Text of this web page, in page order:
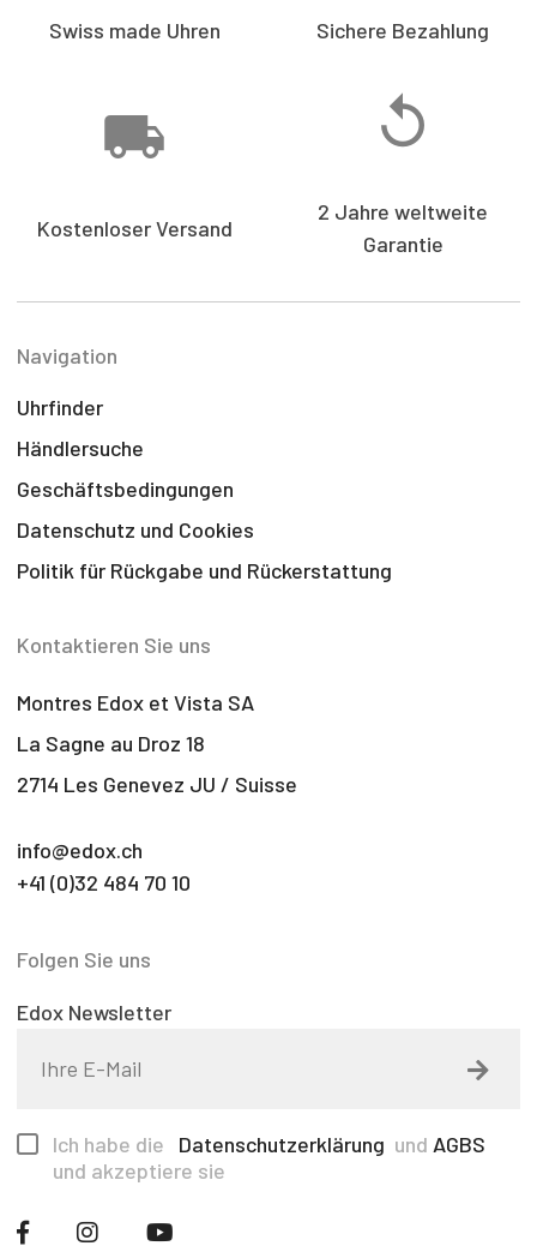
Swiss made Uhren Sichere Bezahlung
Kostenloser Versand
2 Jahre weltweite
Garantie
Navigation
Uhrfinder
Händlersuche
Geschäftsbedingungen
Datenschutz und Cookies
Politik für Rückgabe und Rückerstattung
Kontaktieren Sie uns
Montres Edox et Vista SA
La Sagne au Droz 18
2714 Les Genevez JU / Suisse
info@edox.ch
+41 (0)32 484 70 10
Folgen Sie uns
Edox Newsletter
Ich habe die Datenschutzerklärung und AGBS
und akzeptiere sie